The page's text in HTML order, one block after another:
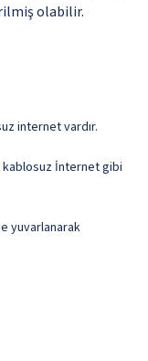
olabilir.
internet vardır.
kablosuz İnternet gibi
yuvarlanarak